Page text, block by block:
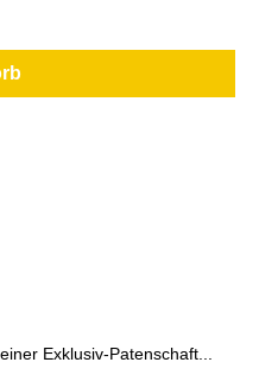
Exklusiv-Patenschaft...